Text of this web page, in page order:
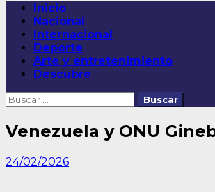
Menú
principal
Inicio
Nacional
Internacional
Deporte
Arte y entretenimiento
Descubre
Buscar:
Venezuela y ONU
24/02/2026